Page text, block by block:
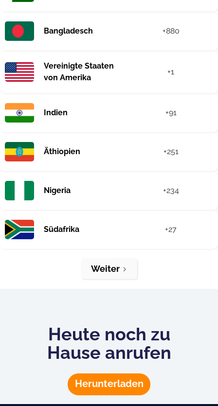
Bangladesch +880
Vereinigte Staaten
von Amerika
+1
Indien +91
Äthiopien +251
Nigeria +234
Südafrika +27
Weiter
Heute noch zu
Hause anrufen
Herunterladen